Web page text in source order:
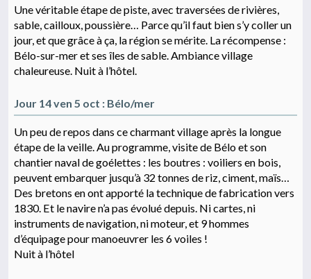
Une véritable étape de piste, avec traversées de rivières,
sable, cailloux, poussière… Parce qu’il faut bien s’y coller un
jour, et que grâce à ça, la région se mérite. La récompense :
Bélo-sur-mer et ses îles de sable. Ambiance village
chaleureuse. Nuit à l’hôtel.
Jour 14 ven 5 oct : Bélo/mer
Un peu de repos dans ce charmant village après la longue
étape de la veille. Au programme, visite de Bélo et son
chantier naval de goélettes : les boutres : voiliers en bois,
peuvent embarquer jusqu’à 32 tonnes de riz, ciment, maïs…
Des bretons en ont apporté la technique de fabrication vers
1830. Et le navire n’a pas évolué depuis. Ni cartes, ni
instruments de navigation, ni moteur, et 9 hommes
d’équipage pour manoeuvrer les 6 voiles !
Nuit à l’hôtel